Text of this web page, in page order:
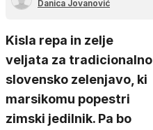
Danica Jovanović
Kisla repa in zelje
veljata za tradicionalno
slovensko zelenjavo, ki
marsikomu popestri
zimski jedilnik. Pa bo